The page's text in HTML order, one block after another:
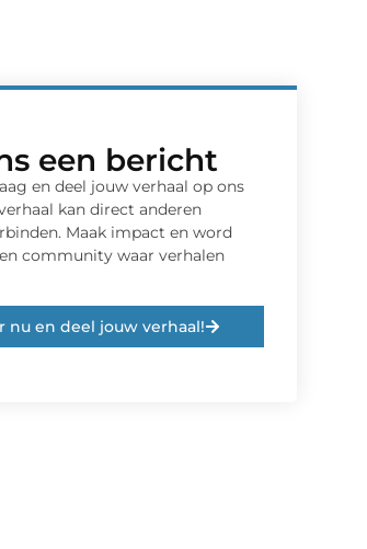
een bericht
en deel jouw verhaal op ons
kan direct anderen
Maak impact en word
community waar verhalen
nu en deel jouw verhaal!